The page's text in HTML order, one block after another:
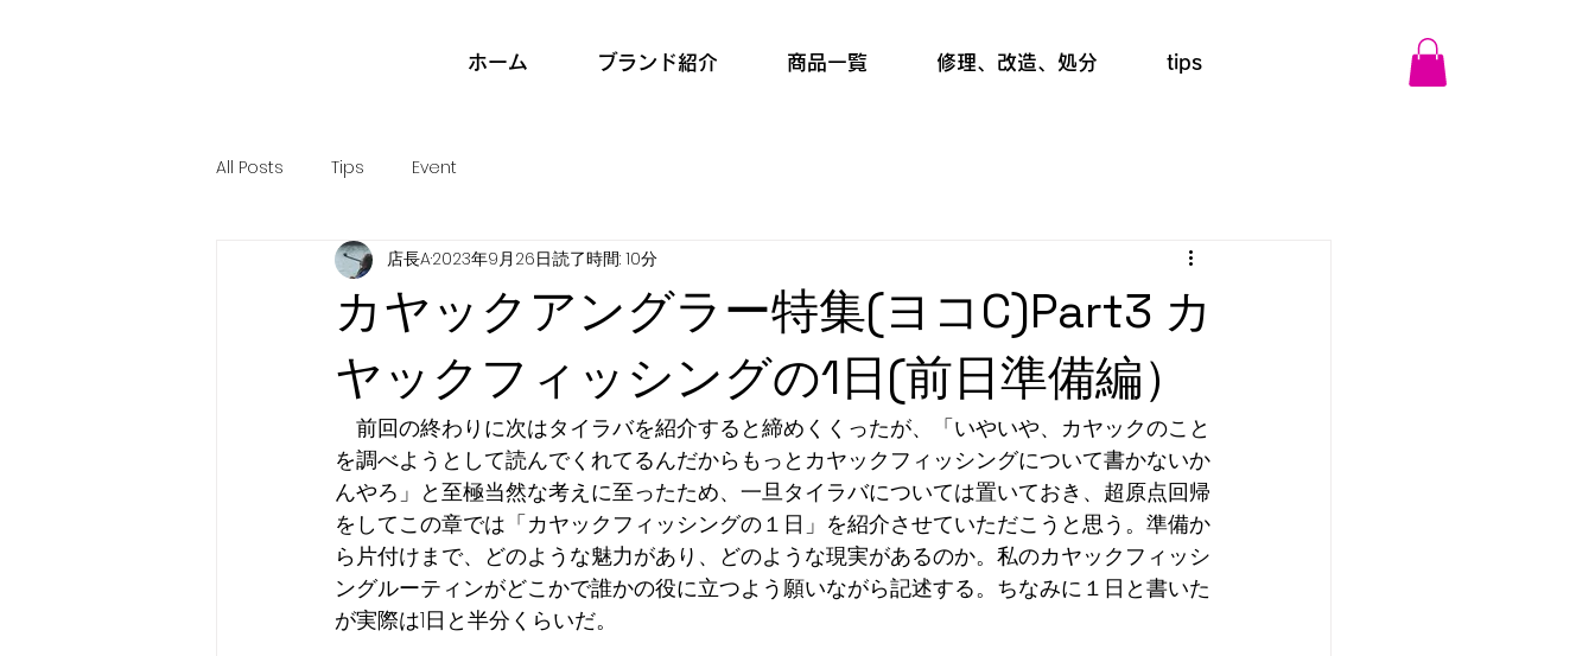
ホーム ブランド紹介 商品一覧 修理、改造、処分 tips
All Posts Tips Event
カヤックアングラー特集(ヨコC)Part3 カ
ヤックフィッシングの1日(前日準備編）
店長A2023年9月26日読了時間: 10分
前回の終わりに次はタイラバを紹介すると締めくくったが、「いやいや、カヤックのこと
を調べようとして読んでくれてるんだからもっとカヤックフィッシングについて書かないか
んやろ」と至極当然な考えに至ったため、一旦タイラバについては置いておき、超原点回帰
をしてこの章では「カヤックフィッシングの１日」を紹介させていただこうと思う。準備か
ら片付けまで、どのような魅力があり、どのような現実があるのか。私のカヤックフィッシ
ングルーティンがどこかで誰かの役に立つよう願いながら記述する。ちなみに１日と書いた
が実際は1日と半分くらいだ。